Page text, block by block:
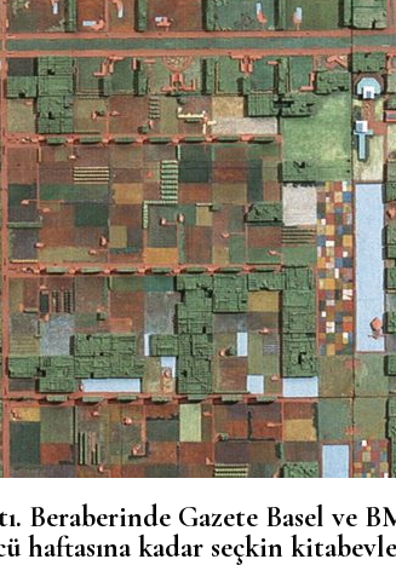
Beraberinde Gazete Basel ve
haftasına kadar seçkin